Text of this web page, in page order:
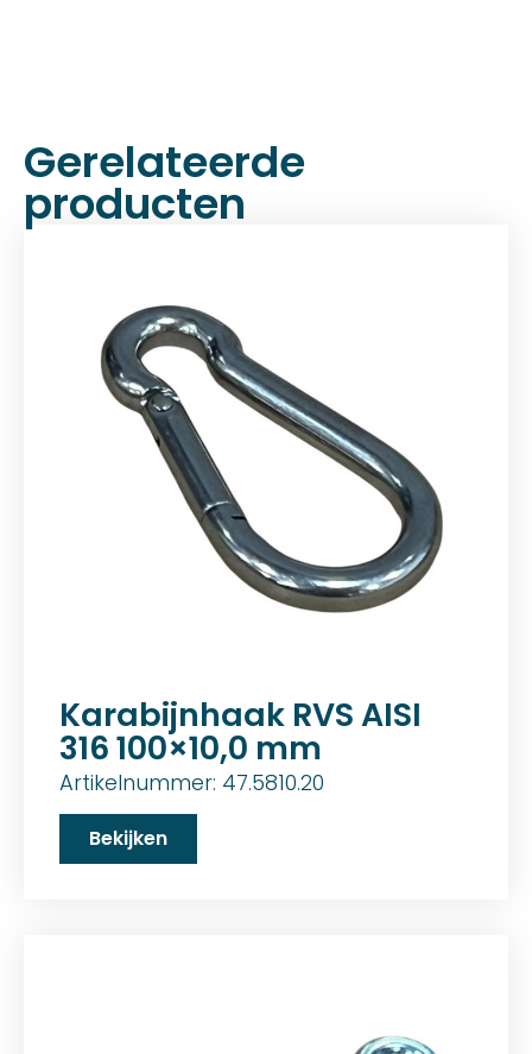
Gerelateerde
producten
Karabijnhaak RVS AISI
316 100×10,0 mm
Artikelnummer: 47.5810.20
Bekijken